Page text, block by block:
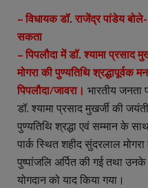
– विधायक डॉ. राजेंद्र पांडेय
सकता
– पिपलौदा में डॉ. श्यामा प्रसाद
मोगरा की पुण्यतिथि श्रद्धापूर्वक
पिपलौदा/जावरा। भारतीय जनता
डॉ. श्यामा प्रसाद मुखर्जी की
पुण्यतिथि श्रद्धा एवं सम्मान के
पार्क स्थित शहीद सुंदरलाल मोगरा
पुष्पांजलि अर्पित की गई तथा
योगदान को याद किया गया।